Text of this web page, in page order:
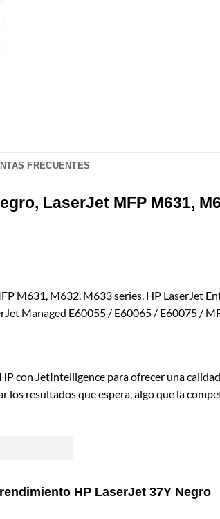
FRECUENTES
LaserJet MFP M631,
M631, M632, M633 series, HP
Managed E60055 / E60065 / E60075 /
con JetIntelligence para ofrecer una
resultados que espera, algo que la
HP LaserJet 37Y Negro